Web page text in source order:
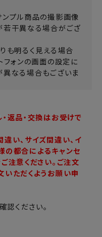
ンプル商品の撮影画像
若干異なる場合がござ
も明るく見える場合
フォンの画面の設定に
異なる場合もございま
返品・交換はお受けで
い、サイズ間違い、イ
の都合によるキャンセ
注意ください。ご注文
いただくようお願い申
認ください。